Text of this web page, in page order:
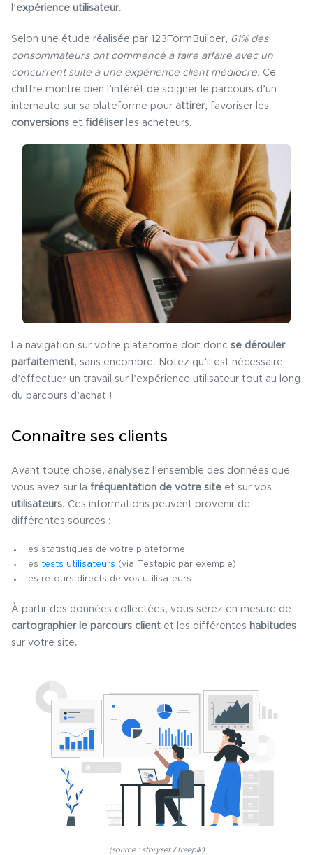
l’expérience utilisateur.
Selon une étude réalisée par 123FormBuilder, 61% des
consommateurs ont commencé à faire affaire avec un
concurrent suite à une expérience client médiocre. Ce
chiffre montre bien l’intérêt de soigner le parcours d’un
internaute sur sa plateforme pour attirer, favoriser les
conversions et fidéliserles acheteurs.
La navigation sur votre plateforme doit donc se dérouler
parfaitement, sans encombre. Notez qu’il est nécessaire
d’effectuer un travail sur l’expérience utilisateur tout au long
du parcours d’achat !
Connaître ses clients
Avant toute chose, analysez l’ensemble des données que
vous avez sur la fréquentation de votre site et sur vos
utilisateurs. Ces informations peuvent provenir de
différentes sources :
les statistiques de votre plateforme
les tests utilisateurs (via Testapic par exemple)
les retours directs de vos utilisateurs
À partir des données collectées, vous serez en mesure de
cartographier le parcours client et les différentes habitudes
sur votre site.
(source : storyset / freepik)